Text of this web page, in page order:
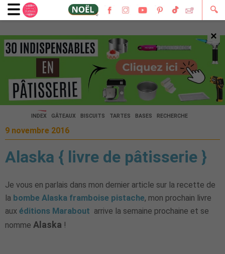
🔍
×
🔍
INDEX GÂTEAUX BISCUITS TARTES BASES RECHERCHE
9 novembre 2016
Alaska { livre de pâtisserie }
Je vous en parlais dans mon dernier article sur la recette de
la bombe Alaska framboise pistache, mon prochain livre
aux éditions Marabout arrive la semaine prochaine et se
nomme Alaska !